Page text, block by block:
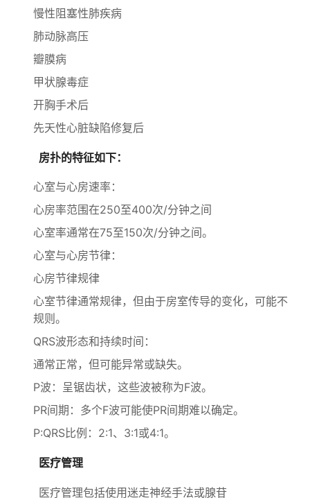
慢性阻塞性肺疾病
肺动脉高压
瓣膜病
甲状腺毒症
开胸手术后
先天性心脏缺陷修复后
房扑的特征如下：
心室与心房速率：
心房率范围在250至400次/分钟之间
心室率通常在75至150次/分钟之间。
心室与心房节律：
心房节律规律
心室节律通常规律，但由于房室传导的变化，可能不
规则。
QRS波形态和持续时间：
通常正常，但可能异常或缺失。
P波：呈锯齿状，这些波被称为F波。
PR间期：多个F波可能使PR间期难以确定。
P:QRS比例：2:1、3:1或4:1。
医疗管理
医疗管理包括使用迷走神经手法或腺苷